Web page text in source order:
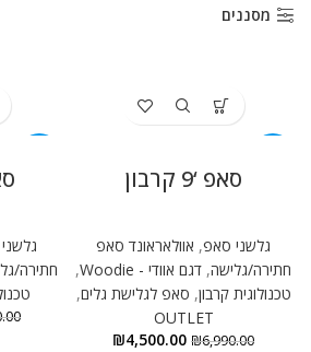
brightness_high ניגודיות בהירה
הוסף קו תחתון לקישורים
כל
האפשרויות
הצהרת נגישות
מסננים
סאפ ‘9 קרבון
גלשני סאפ, אוולאראונד סאפ
חתירה/גלישה, דגם אוודי - Woodie
,
טכנולוגית קרבון, סאפ לגלישת גלים,
OUTLET
₪6,990.00
₪4,500.00
חתירה/